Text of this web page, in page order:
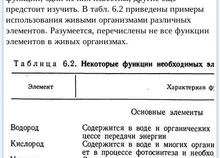
предстоит изучить. В табл. 6.2 приведены примеры
использования живыми организмами различных
элементов. Разумеется, перечислены не все функции
элементов в живых организмах.